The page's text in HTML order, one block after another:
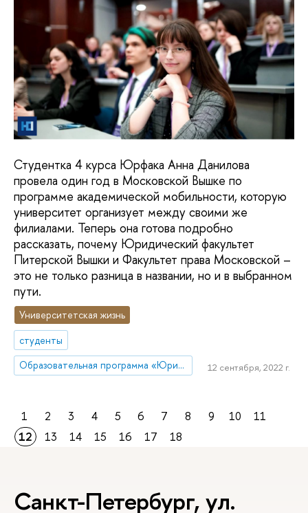
Студентка 4 курса Юрфака Анна Данилова
провела один год в Московской Вышке по
программе академической мобильности, которую
университет организует между своими же
филиалами. Теперь она готова подробно
рассказать, почему Юридический факультет
Питерской Вышки и Факультет права Московской –
это не только разница в названии, но и в выбранном
пути.
Университетская жизнь
студенты
Образовательная программа «Юриспруденция»
12 сентября, 2022 г.
1 2 3 4 5 6 7 8 9 10
11
12
13 14 15 16 17 18
Санкт-Петербург, ул.